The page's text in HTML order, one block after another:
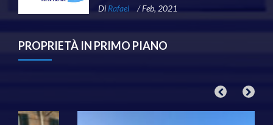
DiRafael / Feb, 2021
PROPRIETÀ IN PRIMO PIANO